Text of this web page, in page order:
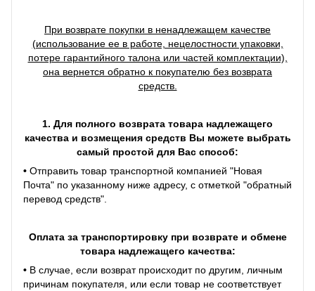
При возврате покупки в ненадлежащем качестве
(использование ее в работе, нецелостности упаковки,
потере гарантийного талона или частей комплектации),
она вернется обратно к покупателю без возврата
средств.
1. Для полного возврата товара надлежащего
качества и возмещения средств Вы можете выбрать
самый простой для Вас способ:
• Отправить товар транспортной компанией "Новая
Почта" по указанному ниже адресу, с отметкой "обратный
перевод средств".
Оплата за транспортировку при возврате и обмене
товара надлежащего качества:
• В случае, если возврат происходит по другим, личным
причинам покупателя, или если товар не соответствует